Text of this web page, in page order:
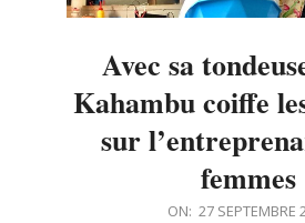
Avec sa
Kahambu coiffe
sur
femmes
ON: 27 SEPTEMBRE